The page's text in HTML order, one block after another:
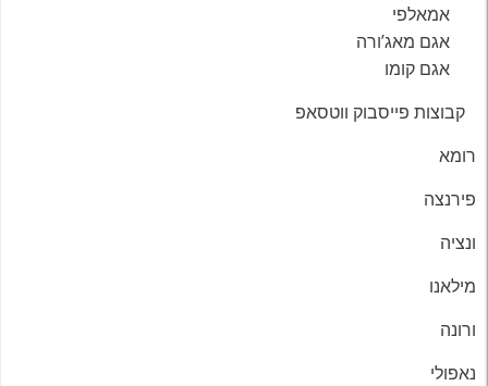
אמאלפי
אגם מאג’ורה
אגם קומו
קבוצות פייסבוק ווטסאפ
רומא
פירנצה
ונציה
מילאנו
ורונה
נאפולי